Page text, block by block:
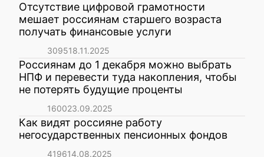
Отсутствие цифровой грамотности
мешает россиянам старшего возраста
получать финансовые услуги
309518.11.2025
Россиянам до 1 декабря можно выбрать
НПФ и перевести туда накопления, чтобы
не потерять будущие проценты
160023.09.2025
Как видят россияне работу
негосударственных пенсионных фондов
419614.08.2025